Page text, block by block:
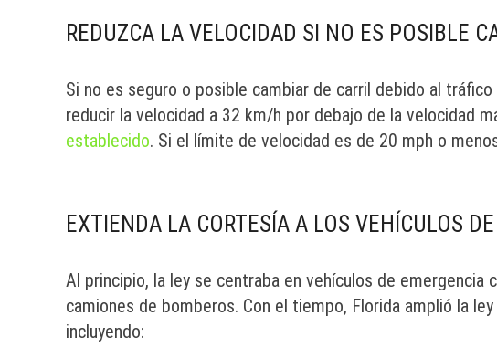
REDUZCA LA VELOCIDAD SI NO ES POSIBLE
Si no es seguro o posible cambiar de carril debido al
reducir la velocidad a 32 km/h por debajo de la velocidad
establecido. Si el límite de velocidad es de 20 mph o
EXTIENDA LA CORTESÍA A LOS VEHÍCULOS
Al principio, la ley se centraba en vehículos de emergencia
camiones de bomberos. Con el tiempo, Florida amplió la
incluyendo: